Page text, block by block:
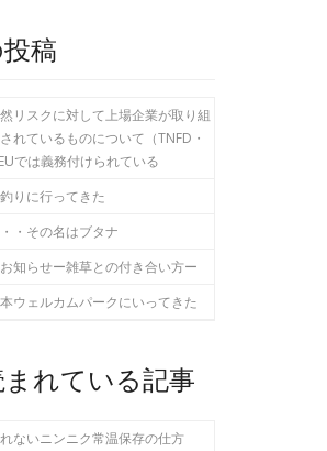
稿
リスクに対して上場企業が取り組
れているものについて（TNFD・
では義務付けられている
りに行ってきた
・その名はブタナ
知らせー雑草との付き合い方ー
ウェルカムパークにいってきた
れている記事
ないニンニク常温保存の仕方